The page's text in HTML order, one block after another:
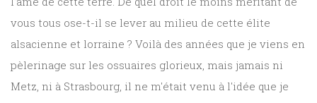
vous tous ose-t-il se lever au milieu de cette élite
alsacienne et lorraine ? Voilà des années que je viens en
pèlerinage sur les ossuaires glorieux, mais jamais ni
Metz, ni à Strasbourg, il ne m'était venu à l'idée que je